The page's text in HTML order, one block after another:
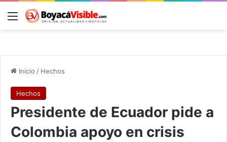
Menú
Inicio / Hechos
Hechos
Presidente de Ecuador pide a
Colombia apoyo en crisis